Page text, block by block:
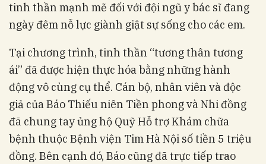
tinh thần mạnh mẽ đối với đội ngũ y bác sĩ đang
ngày đêm nỗ lực giành giật sự sống cho các em.
Tại chương trình, tinh thần “tương thân tương
ái” đã được hiện thực hóa bằng những hành
động vô cùng cụ thể. Cán bộ, nhân viên và độc
giả của Báo Thiếu niên Tiền phong và Nhi đồng
đã chung tay ủng hộ Quỹ Hỗ trợ Khám chữa
bệnh thuộc Bệnh viện Tim Hà Nội số tiền 5 triệu
đồng. Bên cạnh đó, Báo cũng đã trực tiếp trao